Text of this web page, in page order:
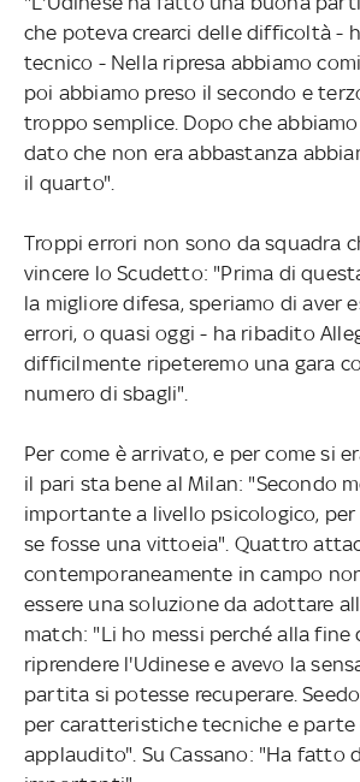
che poteva crearci delle difficoltà -
tecnico - Nella ripresa abbiamo
poi abbiamo preso il secondo e
troppo semplice. Dopo che
dato che non era abbastanza
il quarto".
Troppi errori non sono da squadra
vincere lo Scudetto: "Prima di
la migliore difesa, speriamo di aver
errori, o quasi oggi - ha ribadito
difficilmente ripeteremo una gara
numero di sbagli".
Per come è arrivato, e per come si
il pari sta bene al Milan: "Secondo
importante a livello psicologico, per
se fosse una vittoeia". Quattro
contemporaneamente in campo
essere una soluzione da adottare
match: "Li ho messi perché alla fine
riprendere l'Udinese e avevo la
partita si potesse recuperare.
per caratteristiche tecniche e parte
applaudito". Su Cassano: "Ha fatto